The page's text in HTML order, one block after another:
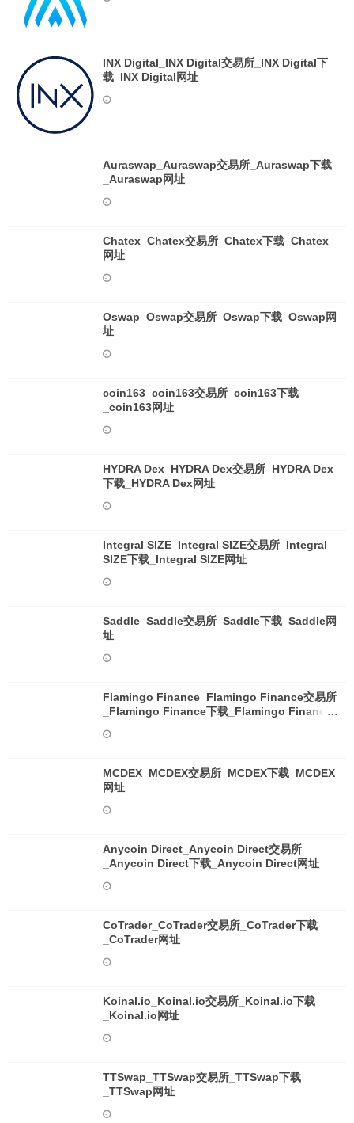
INX Digital_INX Digital交易所_INX Digital下
载_INX Digital网址
Auraswap_Auraswap交易所_Auraswap下载
_Auraswap网址
Chatex_Chatex交易所_Chatex下载_Chatex
网址
Oswap_Oswap交易所_Oswap下载_Oswap网
址
coin163_coin163交易所_coin163下载
_coin163网址
HYDRA Dex_HYDRA Dex交易所_HYDRA Dex
下载_HYDRA Dex网址
Integral SIZE_Integral SIZE交易所_Integral
SIZE下载_Integral SIZE网址
Saddle_Saddle交易所_Saddle下载_Saddle网
址
Flamingo Finance_Flamingo Finance交易所
_Flamingo Finance下载_Flamingo Finance
MCDEX_MCDEX交易所_MCDEX下载_MCDEX
网址
Anycoin Direct_Anycoin Direct交易所
_Anycoin Direct下载_Anycoin Direct网址
CoTrader_CoTrader交易所_CoTrader下载
_CoTrader网址
Koinal.io_Koinal.io交易所_Koinal.io下载
_Koinal.io网址
TTSwap_TTSwap交易所_TTSwap下载
_TTSwap网址